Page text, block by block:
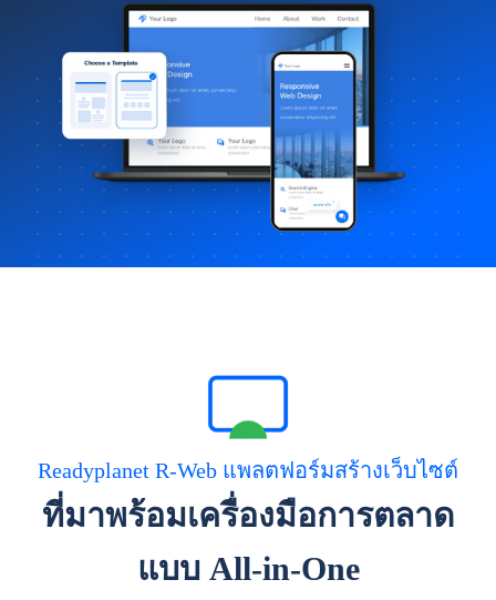
Readyplanet R-Web แพลตฟอร์มสร้างเว็บไซต์
ที่มาพร้อมเครื่องมือการตลาด
แบบ All-in-One